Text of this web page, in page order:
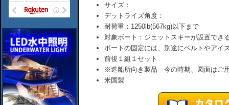
サイズ：
デットライズ角度：
耐荷重：1250lb(567kg)以下まで
対象ボート：ジェットスキーが設置でき
ボートの固定には、別途にベルトやアイ
前後１組１セット
※造船所向き製品 今の時期、図面はご
米国製